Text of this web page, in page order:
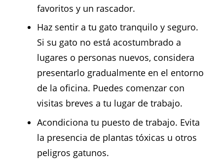
favoritos y un rascador.
Haz sentir a tu gato tranquilo y seguro.
Si su gato no está acostumbrado a
lugares o personas nuevos, considera
presentarlo gradualmente en el entorno
de la oficina. Puedes comenzar con
visitas breves a tu lugar de trabajo.
Acondiciona tu puesto de trabajo. Evita
la presencia de plantas tóxicas u otros
peligros gatunos.